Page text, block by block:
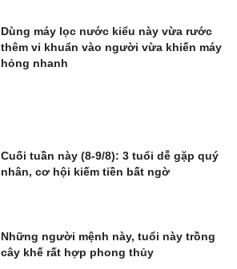
Dùng máy lọc nước kiểu này vừa rước
thêm vi khuẩn vào người vừa khiến máy
hỏng nhanh
Cuối tuần này (8-9/8): 3 tuổi dễ gặp quý
nhân, cơ hội kiếm tiền bất ngờ
Những người mệnh này, tuổi này trồng
cây khế rất hợp phong thủy